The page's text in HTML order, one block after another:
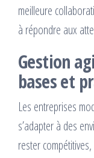
meilleure
à répondre aux
Gestion
bases et
Les entreprises
s’adapter à des
rester